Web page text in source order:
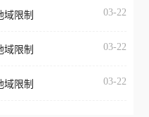
样，出现地区及版权限
遇到这个问题的
的地区无法播放”的提示
台湾、美国、加拿大、
，网易云音乐也会像其
域限制 03-22
域限制 03-22
域限制 03-22